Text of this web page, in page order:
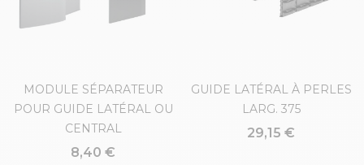
MODULE SÉPARATEUR
POUR GUIDE LATÉRAL OU
CENTRAL
8,40 €
GUIDE LATÉRAL À PERLES
LARG. 375
29,15 €